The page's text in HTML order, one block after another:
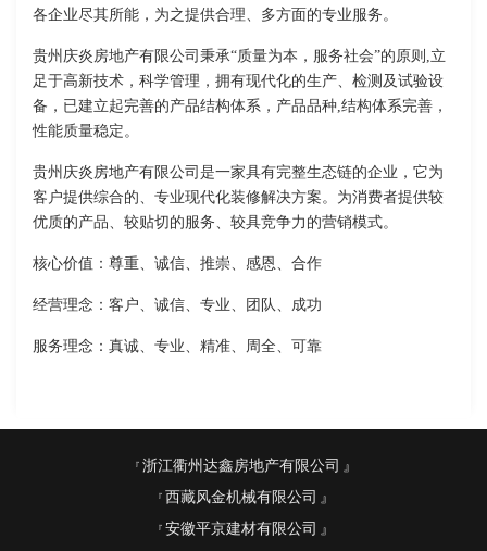
各企业尽其所能，为之提供合理、多方面的专业服务。
贵州庆炎房地产有限公司秉承“质量为本，服务社会”的原则,立
足于高新技术，科学管理，拥有现代化的生产、检测及试验设
备，已建立起完善的产品结构体系，产品品种,结构体系完善，
性能质量稳定。
贵州庆炎房地产有限公司是一家具有完整生态链的企业，它为
客户提供综合的、专业现代化装修解决方案。为消费者提供较
优质的产品、较贴切的服务、较具竞争力的营销模式。
核心价值：尊重、诚信、推崇、感恩、合作
经营理念：客户、诚信、专业、团队、成功
服务理念：真诚、专业、精准、周全、可靠
浙江衢州达鑫房地产有限公司
西藏风金机械有限公司
安徽平京建材有限公司